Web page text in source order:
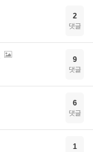
2
댓글
9
댓글
6
댓글
1